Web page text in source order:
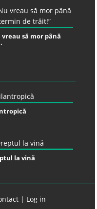
vreau să mor până
la vină
| Log in